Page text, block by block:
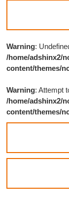
Warning:
/home/adshinx2/
content/themes/
Warning: Attempt
/home/adshinx2/
content/themes/